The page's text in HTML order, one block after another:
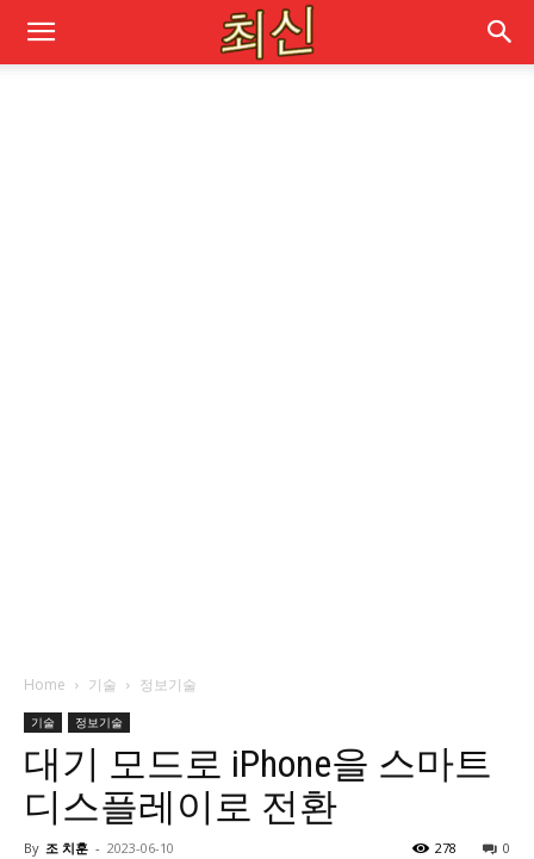
Home 기술 정보기술
기술 정보기술
대기 모드로 iPhone을 스마트
디스플레이로 전환
By 조 치훈 - 2023-06-10 0
278